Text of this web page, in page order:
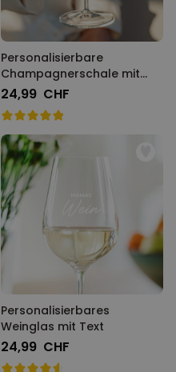
Personalisierbare
Champagnerschale mit
Text
24,99 CHF
Personalisierbares
Weinglas mit Text
24,99 CHF